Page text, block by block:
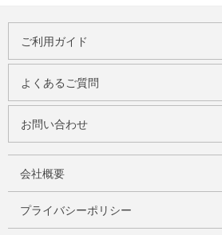
ご利用ガイド
よくあるご質問
お問い合わせ
会社概要
プライバシーポリシー